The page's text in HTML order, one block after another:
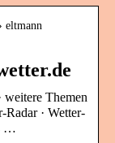
eltmann
weitere Themen
Radar · Wetter-
…